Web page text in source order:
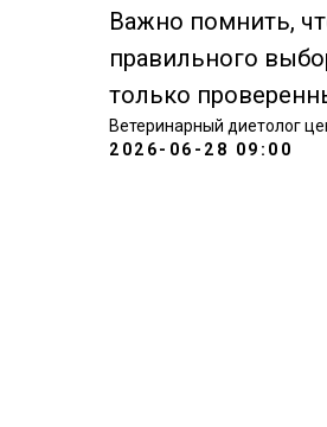
Важно помнить,
правильного
только
Ветеринарный диетолог
2026-06-28 09:00